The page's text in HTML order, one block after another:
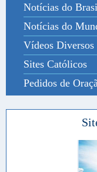
Notícias do
Notícias do
Vídeos Diversos
Sites Católicos
Pedidos de